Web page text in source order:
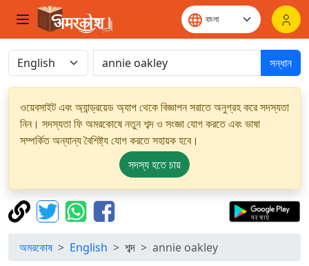
সন্ধান
ওয়েবসাইট এবং অ্যান্ড্রয়েড অ্যাপ থেকে বিজ্ঞাপন সরাতে অনুগ্রহ করে সদস্যতা
নিন। সদস্যতা ফি অমরকোষে নতুন শব্দ ও সংজ্ঞা যোগ করতে এবং ভাষা
সম্পর্কিত অন্যান্য বৈশিষ্ট্য যোগ করতে সহায়ক হবে।
সদস্য হতে চায়
অমরকোষ English শব্দ annie oakley